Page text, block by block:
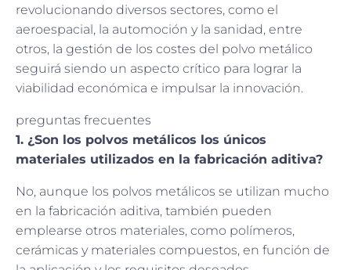
revolucionando diversos sectores, como el
aeroespacial, la automoción y la sanidad, entre
otros, la gestión de los costes del polvo metálico
seguirá siendo un aspecto crítico para lograr la
viabilidad económica e impulsar la innovación.
preguntas frecuentes
1. ¿Son los polvos metálicos los únicos
materiales utilizados en la fabricación aditiva?
No, aunque los polvos metálicos se utilizan mucho
en la fabricación aditiva, también pueden
emplearse otros materiales, como polímeros,
cerámicas y materiales compuestos, en función de